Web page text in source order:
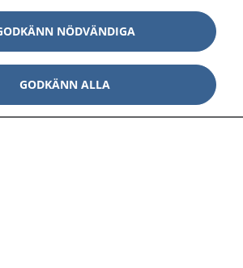
Visa
NÖDVÄNDIGA
GODKÄNN ALLA